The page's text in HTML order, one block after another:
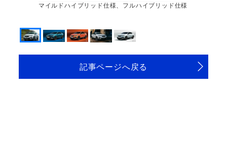
マイルドハイブリッド仕様、フルハイブリッド仕様
記事ページへ戻る